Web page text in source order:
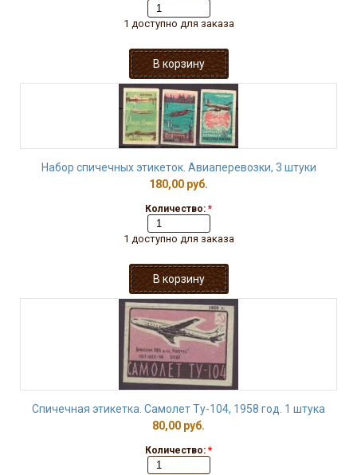
1 доступно для заказа
Набор спичечных этикеток. Авиаперевозки, 3 штуки
180,00 руб.
Количество: *
1 доступно для заказа
Спичечная этикетка. Самолет Ту-104, 1958 год. 1 штука
80,00 руб.
Количество: *